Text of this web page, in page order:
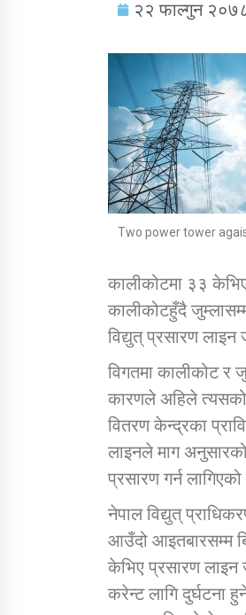
सामाजिक
तातोपानी गाउँपालिकाको न्यायिक
सन्देश
तातोपानी गाउँपालिका जुम्लाको
२२ फाल्गुन
Two power tower
कालीकोटमा ३३
कालीकोटहुँदै
विद्युत् प्रसारण लाइन
विगतमा कालीकोट र
कारणले अहिले त्यसको
वितरण केन्द्रका
लाइनले माग
प्रसारण गर्न लागिएको
नेपाल विद्युत्
आउँदो आइतबारसम्म
केभिए प्रसारण लाइन
करेन्ट लागि दुर्घटना